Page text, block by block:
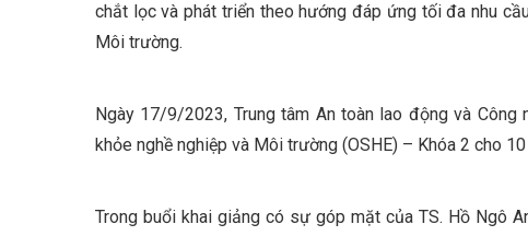
chắt lọc và phát triển theo hướng đáp ứng tối đa nhu
Môi trường.
Ngày 17/9/2023, Trung tâm An toàn lao động và
khỏe nghề nghiệp và Môi trường (OSHE) – Khóa 2 cho
Trong buổi khai giảng có sự góp mặt của TS. Hồ Ngô